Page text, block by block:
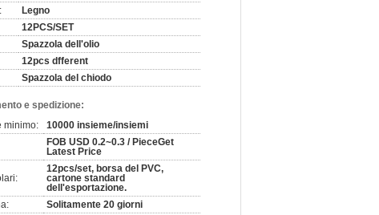
Legno
12PCS/SET
Spazzola dell'olio
12pcs dfferent
Spazzola del chiodo
e spedizione:
minimo:
10000 insieme/insiemi
FOB USD 0.2~0.3 / PieceGet
Latest Price
12pcs/set, borsa del PVC,
cartone standard
dell'esportazione.
Solitamente 20 giorni